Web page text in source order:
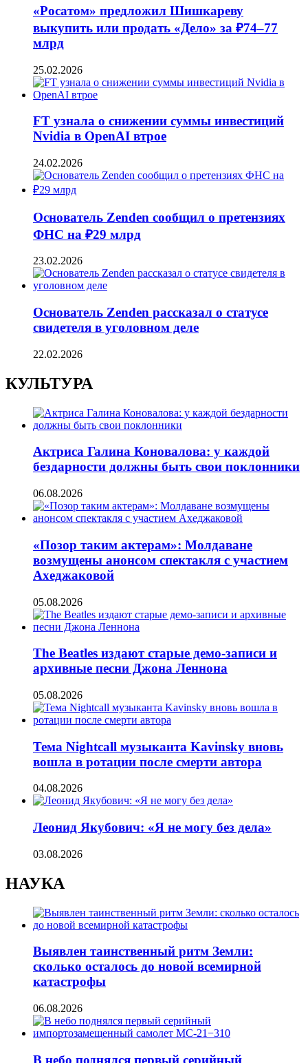
«Росатом» предложил Шишкареву
выкупить или продать «Дело» за ₽74–77
млрд
25.02.2026
FT узнала о снижении суммы инвестиций
Nvidia в OpenAI втрое
24.02.2026
Основатель Zenden сообщил о претензиях
ФНС на ₽29 млрд
23.02.2026
Основатель Zenden рассказал о статусе
свидетеля в уголовном деле
22.02.2026
КУЛЬТУРА
Актриса Галина Коновалова: у каждой
бездарности должны быть свои поклонники
06.08.2026
«Позор таким актерам»: Молдаване
возмущены анонсом спектакля с участием
Ахеджаковой
05.08.2026
The Beatles издают старые демо-записи и
архивные песни Джона Леннона
05.08.2026
Тема Nightcall музыканта Kavinsky вновь
вошла в ротации после смерти автора
04.08.2026
Леонид Якубович: «Я не могу без дела»
03.08.2026
НАУКА
Выявлен таинственный ритм Земли:
сколько осталось до новой всемирной
катастрофы
06.08.2026
В небо поднялся первый серийный